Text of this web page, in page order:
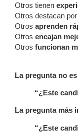
Otros tienen
Otros destacan
Otros aprenden
Otros encajan
Otros funcionan
La pregunta no
“¿Este
La pregunta más
“¿Este